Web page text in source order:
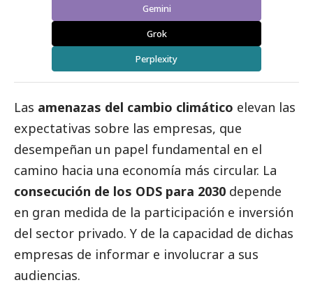
Gemini
Grok
Perplexity
Las amenazas del cambio climático elevan las
expectativas sobre las empresas, que
desempeñan un papel fundamental en el
camino hacia una economía más circular. La
consecución de los ODS para 2030 depende
en gran medida de la participación e inversión
del sector privado. Y de la capacidad de dichas
empresas de informar e involucrar a sus
audiencias.